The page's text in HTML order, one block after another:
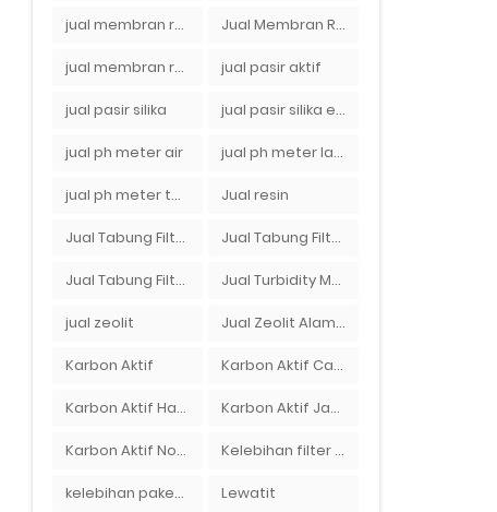
jual membran ro di surabaya Jual Membran Ro Murah : 082140002080
jual membran ro murah surabaya jual pasir aktif
jual pasir silika jual pasir silika eceran
jual ph meter air jual ph meter laboratorium
jual ph meter tanah Jual resin
Jual Tabung Filter Air Jual Tabung Filter Air Murah
Jual Tabung Filter Air Surabaya Jual Turbidity Meter Harga Murah Di Sulawesi
jual zeolit Jual Zeolit Alam Murah Di Surabaya
Karbon Aktif Karbon Aktif Calgon
Karbon Aktif Haycarb Karbon Aktif Jacobi
Karbon Aktif Norit Kelebihan filter air Ady Water untuk menyaring air sumur bor di rumah"
kelebihan paket filter air Ady Water Lewatit